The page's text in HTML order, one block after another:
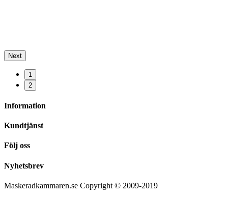
Next
1
2
Information
Kundtjänst
Följ oss
Nyhetsbrev
Maskeradkammaren.se Copyright © 2009-2019